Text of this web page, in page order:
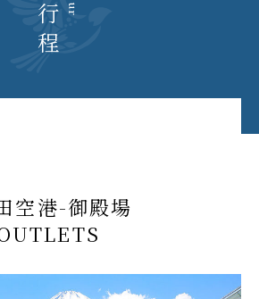
空港-御殿場